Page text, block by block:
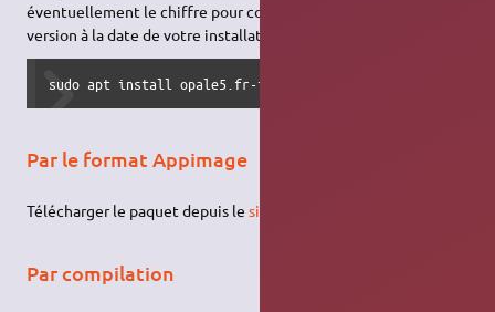
éventuellement le chiffre pour correspondre à la dernière
version à la date de votre installation) :
sudo apt install opale5.fr-fr
Par le format Appimage
Télécharger le paquet depuis lesite officiel
Par compilation